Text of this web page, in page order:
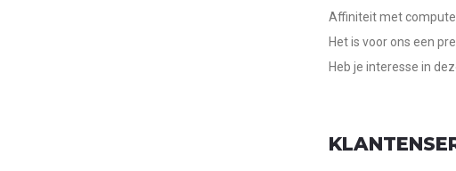
Affiniteit met
Het is voor ons een
Heb je interesse in